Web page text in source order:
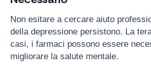
Non esitare a cercare aiuto
della depressione persistono. La
casi, i farmaci possono essere
migliorare la salute mentale.